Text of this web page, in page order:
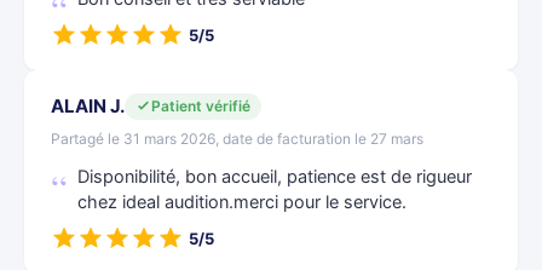
5/5
ALAIN J.
Patient vérifié
Partagé le 31 mars 2026, date de facturation le 27 mars
Disponibilité, bon accueil, patience est de rigueur
chez ideal audition.merci pour le service.
5/5